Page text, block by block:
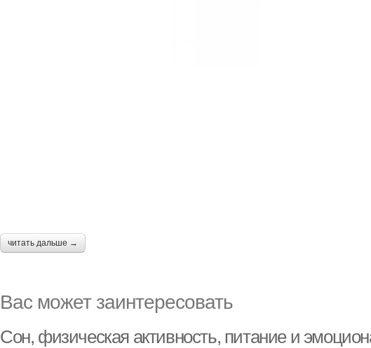
читать дальше →
Вас может заинтересовать
Сон, физическая активность, питание и